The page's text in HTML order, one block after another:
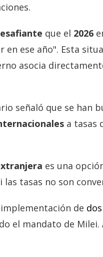
que el 2026
en ese año". Esta
asocia
señaló que se han
a tasas
es una
las tasas no son
de dos
el mandato de